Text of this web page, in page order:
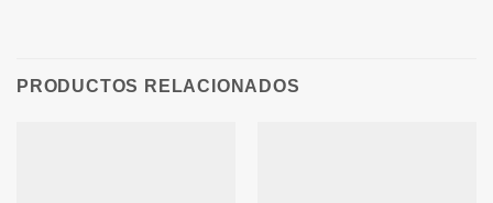
PRODUCTOS RELACIONADOS